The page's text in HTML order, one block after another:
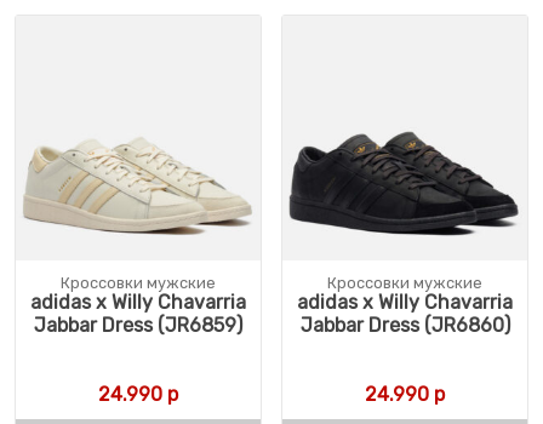
Кроссовки мужские
adidas x Willy Chavarria
Jabbar Dress (JR6859)
24.990р
Кроссовки мужские
adidas x Willy Chavarria
Jabbar Dress (JR6860)
24.990 р